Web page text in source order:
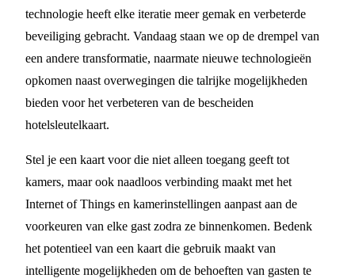
technologie heeft elke iteratie meer gemak en verbeterde
beveiliging gebracht. Vandaag staan we op de drempel van
een andere transformatie, naarmate nieuwe technologieën
opkomen naast overwegingen die talrijke mogelijkheden
bieden voor het verbeteren van de bescheiden
hotelsleutelkaart.
Stel je een kaart voor die niet alleen toegang geeft tot
kamers, maar ook naadloos verbinding maakt met het
Internet of Things en kamerinstellingen aanpast aan de
voorkeuren van elke gast zodra ze binnenkomen. Bedenk
het potentieel van een kaart die gebruik maakt van
intelligente mogelijkheden om de behoeften van gasten te